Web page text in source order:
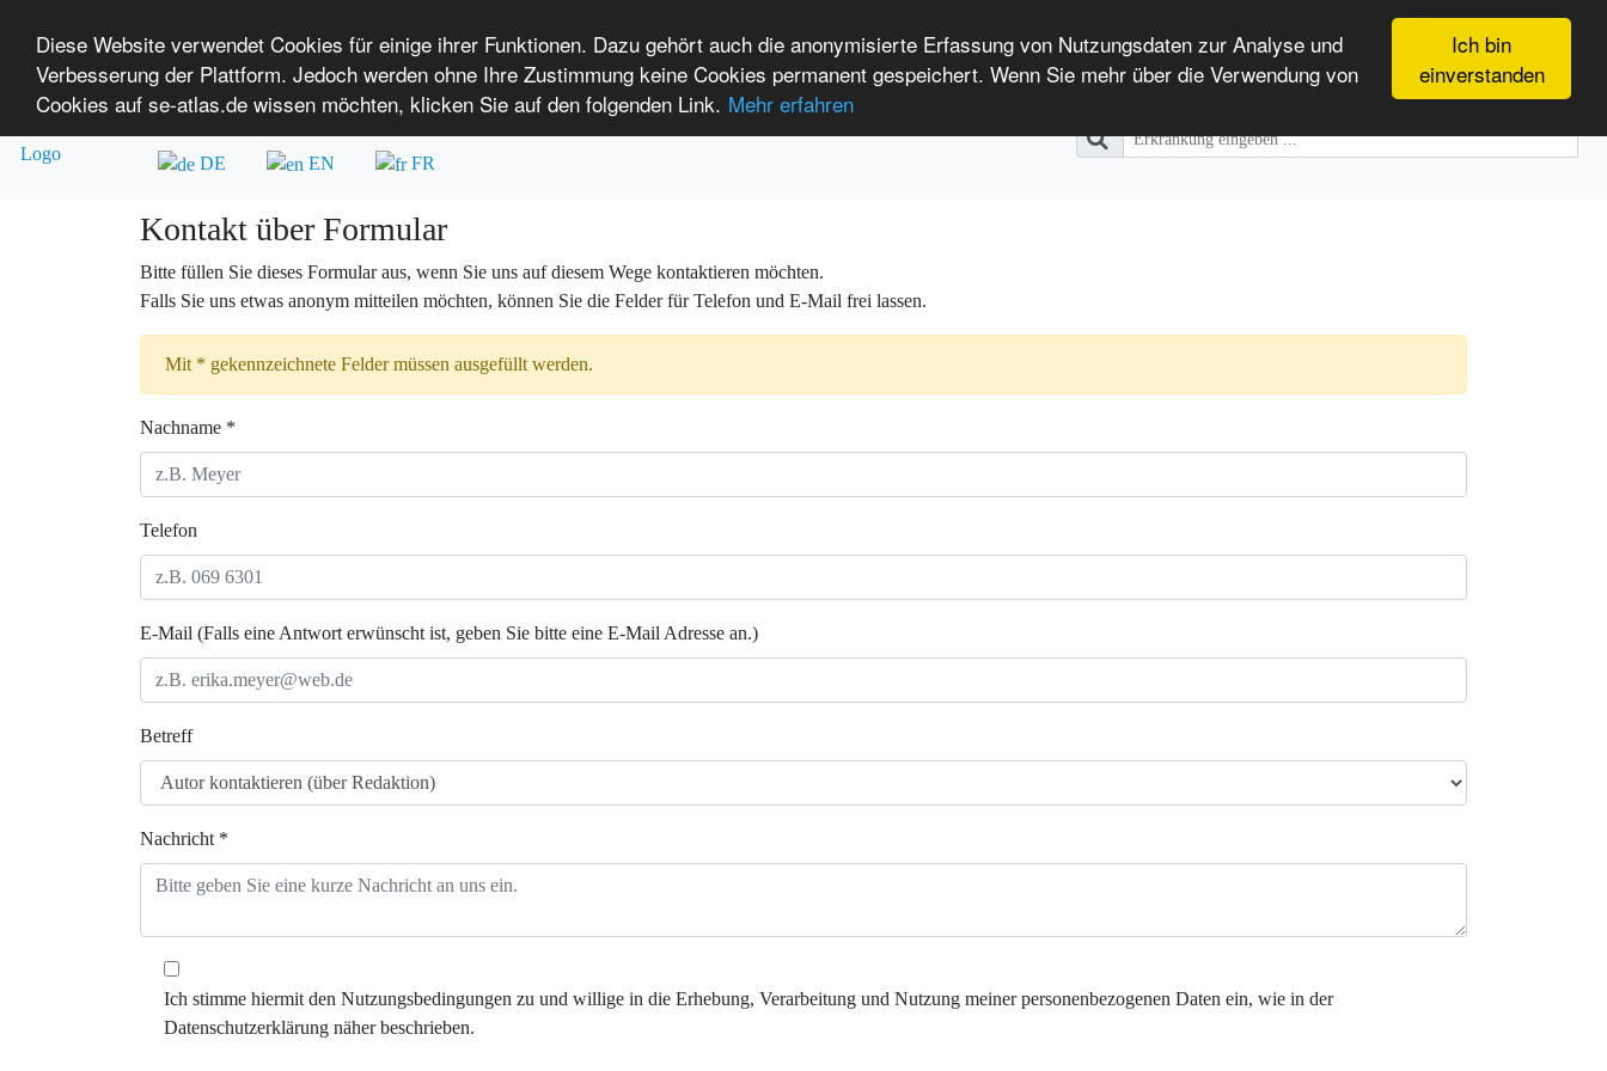
Ich bin
einverstanden
Diese Website verwendet Cookies für einige ihrer Funktionen. Dazu gehört auch die anonymisierte Erfassung von Nutzungsdaten zur Analyse und
Verbesserung der Plattform. Jedoch werden ohne Ihre Zustimmung keine Cookies permanent gespeichert. Wenn Sie mehr über die Verwendung von
Cookies auf se-atlas.de wissen möchten, klicken Sie auf den folgenden Link. Mehr erfahren
SE-ATLAS
Versorgungsatlas für Menschen mit seltenen Erkrankungen
Überblick über Einrichtungen Über uns Anmelden Leichte Sprache International Patients
DE EN FR
Kontakt über Formular
Bitte füllen Sie dieses Formular aus, wenn Sie uns auf diesem Wege kontaktieren möchten.
Falls Sie uns etwas anonym mitteilen möchten, können Sie die Felder für Telefon und E-Mail frei lassen.
Mit * gekennzeichnete Felder müssen ausgefüllt werden.
Nachname *
Telefon
E-Mail (Falls eine Antwort erwünscht ist, geben Sie bitte eine E-Mail Adresse an.)
Betreff
Nachricht *
Ich stimme hiermit den Nutzungsbedingungen zu und willige in die Erhebung, Verarbeitung und Nutzung meiner personenbezogenen Daten ein, wie in der
Datenschutzerklärung näher beschrieben.